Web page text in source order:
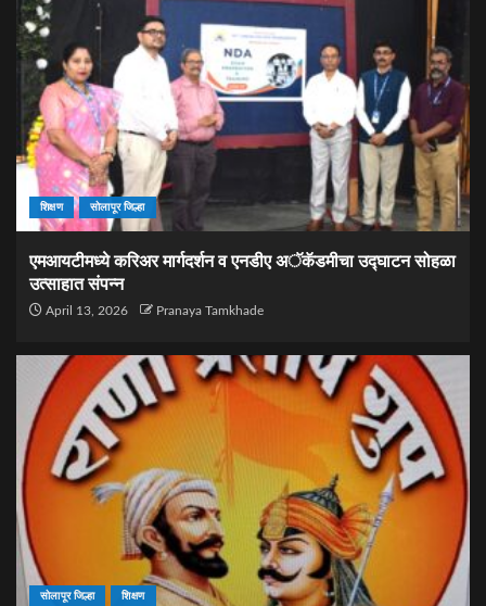
शिक्षण सोलापूर जिल्हा
एमआयटीमध्ये करिअर मार्गदर्शन व एनडीए अॅकॅडमीचा उद्घाटन सोहळा
उत्साहात संपन्न
April 13, 2026 Pranaya Tamkhade
सोलापूर जिल्हा शिक्षण